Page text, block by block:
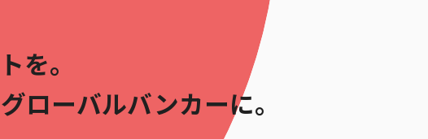
を。
ローバルバンカーに。